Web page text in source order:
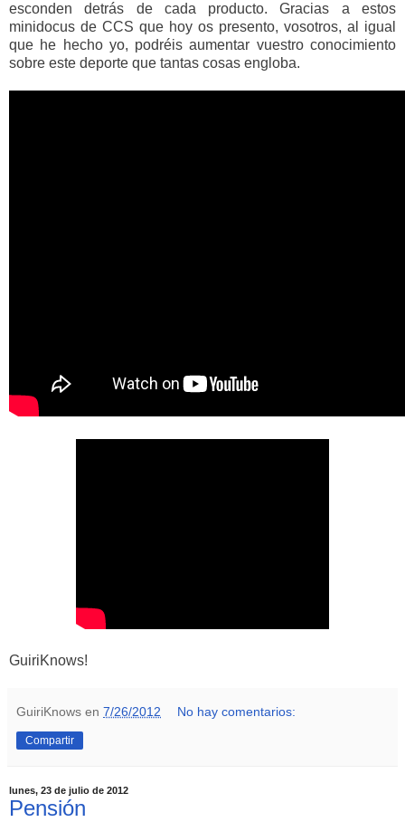
esconden detrás de cada producto. Gracias a estos
minidocus de CCS que hoy os presento, vosotros, al igual
que he hecho yo, podréis aumentar vuestro conocimiento
sobre este deporte que tantas cosas engloba.
GuiriKnows!
GuiriKnows en 7/26/2012 No hay comentarios:
Compartir
lunes, 23 de julio de 2012
Pensión